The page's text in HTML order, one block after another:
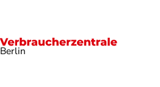
BerlinDigitales Lebensmittel